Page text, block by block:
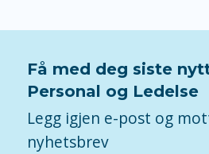
Få med deg siste
Personal og Ledelse
Legg igjen e-post og
nyhetsbrev